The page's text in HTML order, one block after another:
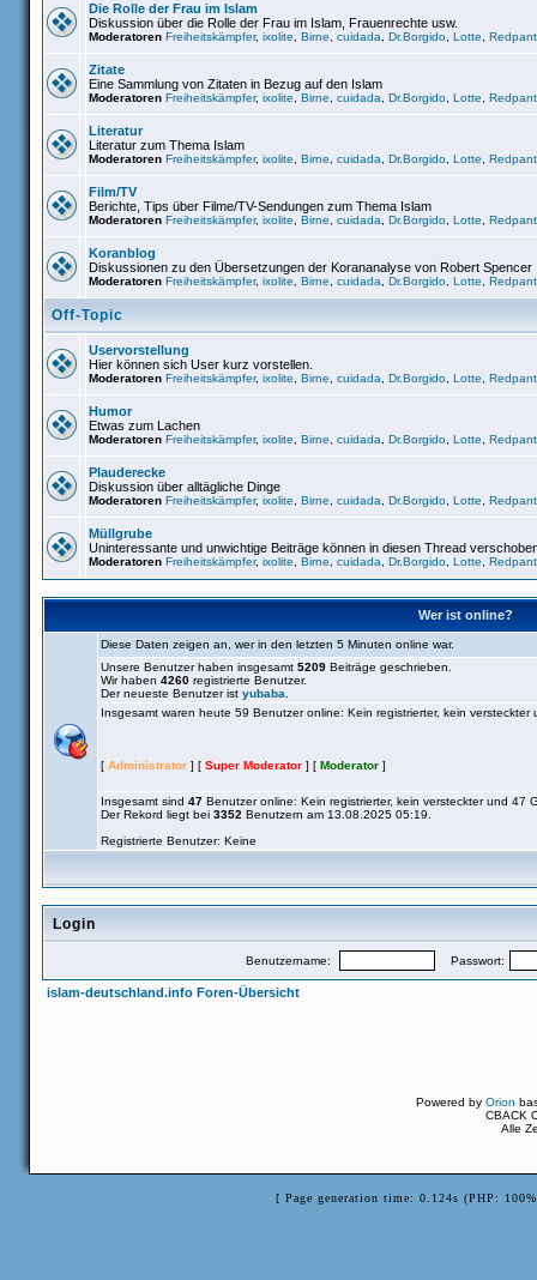
Die Rolle der Frau im Islam
Diskussion über die Rolle der Frau im Islam, Frauenrechte usw.
Moderatoren Freiheitskämpfer, ixolite Birne cuidada Dr.Borgido Lotte
Zitate
Eine Sammlung von Zitaten in Bezug auf den Islam
Moderatoren Freiheitskämpfer, ixolite Birne cuidada Dr.Borgido Lotte
Literatur
Literatur zum Thema Islam
Moderatoren Freiheitskämpfer, ixolite Birne cuidada Dr.Borgido Lotte
Film/TV
Berichte, Tips über Filme/TV-Sendungen zum Thema Islam
Moderatoren Freiheitskämpfer, ixolite Birne cuidada Dr.Borgido Lotte
Koranblog
Diskussionen zu den Übersetzungen der Korananalyse von Robert Spencer
Moderatoren Freiheitskämpfer, ixolite Birne cuidada Dr.Borgido Lotte
Off-Topic
Uservorstellung
Hier können sich User kurz vorstellen.
Moderatoren Freiheitskämpfer, ixolite Birne cuidada Dr.Borgido Lotte
Humor
Etwas zum Lachen
Moderatoren Freiheitskämpfer, ixolite Birne cuidada Dr.Borgido Lotte
Plauderecke
Diskussion über alltägliche Dinge
Moderatoren Freiheitskämpfer, ixolite Birne cuidada Dr.Borgido Lotte
Müllgrube
Uninteressante und unwichtige Beiträge können in diesen Thread
Moderatoren Freiheitskämpfer, ixolite Birne cuidada Dr.Borgido Lotte
Wer ist online?
Diese Daten zeigen an, wer in den letzten 5 Minuten online war.
Unsere Benutzer haben insgesamt 5209 Beiträge geschrieben.
Wir haben 4260 registrierte Benutzer.
Der neueste Benutzer ist yubaba
Insgesamt waren heute 59 Benutzer online: Kein registrierter, kein versteckter
[ Administrator ] [ Super Moderator ] [ Moderator ]
Insgesamt sind 47 Benutzer online: Kein registrierter, kein versteckter und 47
Der Rekord liegt bei 3352 Benutzern am 13.08.2025 05:19.
Registrierte Benutzer: Keine
Login
Benutzername: Passwort:
islam-deutschland.info Foren-Übersicht
Powered byOrion
CBACK
Alle
[ Page generation time: 0.124s (PHP: